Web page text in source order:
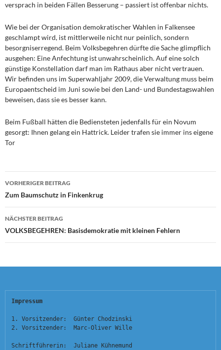
versprach in beiden Fällen Besserung – passiert ist offenbar nichts.
Wie bei der Organisation demokratischer Wahlen in Falkensee
geschlampt wird, ist mittlerweile nicht nur peinlich, sondern
besorgniserregend. Beim Volksbegehren dürfte die Sache glimpflich
ausgehen: Eine Anfechtung ist unwahrscheinlich. Auf eine solch
günstige Konstellation darf man im Rathaus aber nicht vertrauen.
Wir befinden uns im Superwahljahr 2009, die Verwaltung muss beim
Europaentscheid im Juni sowie bei den Land- und Bundestagswahlen
beweisen, dass sie es besser kann.
Beim Fußball hätten die Bediensteten jedenfalls für ein Novum
gesorgt: Ihnen gelang ein Hattrick. Leider trafen sie immer ins eigene
Tor
Beitragsnavigation
VORHERIGER BEITRAG
Zum Baumschutz in Finkenkrug
NÄCHSTER BEITRAG
VOLKSBEGEHREN: Basisdemokratie mit kleinen Fehlern
Impressum
1. Vorsitzender:  Günter Chodzinski
2. Vorsitzender:  Marc-Oliver Wille
Schriftführerin:  Juliane Kühnemund